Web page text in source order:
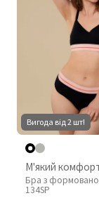
Вигода від 2 шт!
М'який
Бра з
134SP